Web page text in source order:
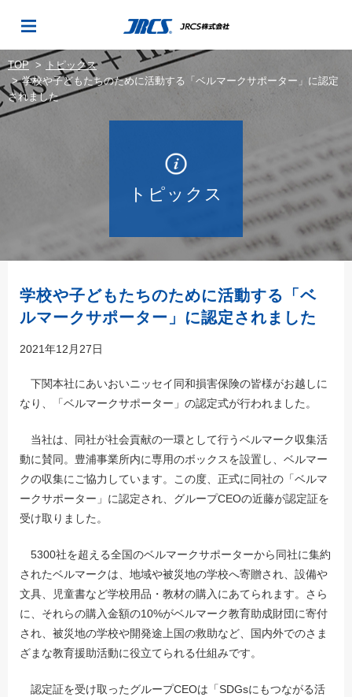
TOP
トピックス
学校や子どもたちのために活動する「ベルマークサポーター」に認定
されました
トピックス
学校や子どもたちのために活動する「ベ
ルマークサポーター」に認定されました
2021年12月27日
下関本社にあいおいニッセイ同和損害保険の皆様がお越しに
なり、「ベルマークサポーター」の認定式が行われました。
当社は、同社が社会貢献の一環として行うベルマーク収集活
動に賛同。豊浦事業所内に専用のボックスを設置し、ベルマー
クの収集にご協力しています。この度、正式に同社の「ベルマ
ークサポーター」に認定され、グループCEOの近藤が認定証を
受け取りました。
5300社を超える全国のベルマークサポーターから同社に集約
されたベルマークは、地域や被災地の学校へ寄贈され、設備や
文具、児童書など学校用品・教材の購入にあてられます。さら
に、それらの購入金額の10%がベルマーク教育助成財団に寄付
され、被災地の学校や開発途上国の救助など、国内外でのさま
ざまな教育援助活動に役立てられる仕組みです。
認定証を受け取ったグループCEOは「SDGsにもつながる活